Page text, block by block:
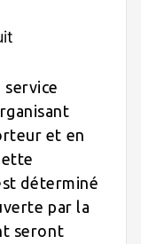
service
et en
déterminé
par la
seront